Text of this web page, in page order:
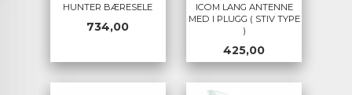
HUNTER BÆRESELE
Pris
734,00
ICOM LANG ANTENNE
MED I PLUGG ( STIV TYPE
)
Pris
425,00